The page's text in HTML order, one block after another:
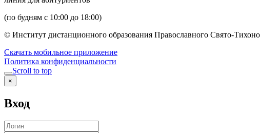
(по будням с 10:00 до 18:00)
© Институт дистанционного образования Православного Свято-
Скачать мобильное приложение
Политика конфиденциальности
Scroll to top
×
Вход